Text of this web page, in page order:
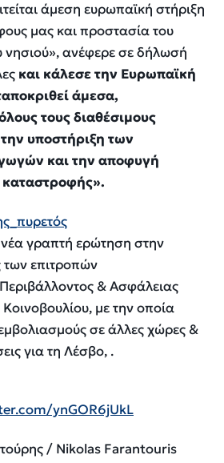
άμεση ευρωπαϊκή στήριξη
μας και προστασία του
νησιού», ανέφερε σε δήλωσή
και κάλεσε την Ευρωπαϊκή
άμεσα,
τους διαθέσιμους
υποστήριξη των
και την αποφυγή
καταστροφής».
γραπτή ερώτηση στην
των επιτροπών
& Ασφάλειας
με την οποία
σε άλλες χώρες &
για τη Λέσβο, .
ynGOR6jUkL
/ Nikolas Farantouris